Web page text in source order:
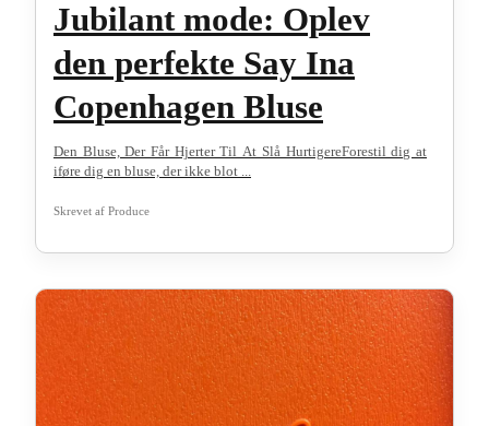
Jubilant mode: Oplev
den perfekte Say Ina
Copenhagen Bluse
Den Bluse, Der Får Hjerter Til At Slå HurtigereForestil dig at
iføre dig en bluse, der ikke blot ...
Skrevet af Produce